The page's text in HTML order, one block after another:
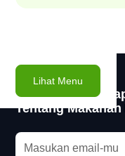
Lihat Menu
Subscribe dan
Tentang Makanan